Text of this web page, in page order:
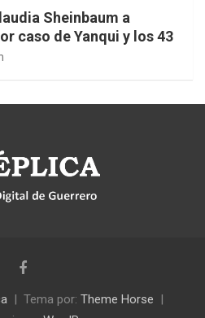
Sheinbaum a
caso de Yanqui y los 43
Tema por: Theme Horse